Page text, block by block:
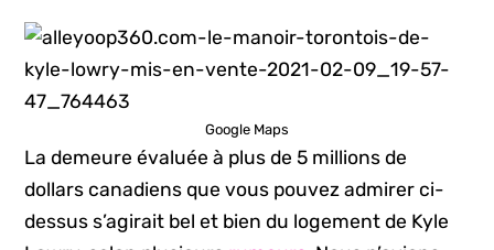
Google Maps
La demeure évaluée à plus de 5 millions de
dollars canadiens que vous pouvez admirer ci-
dessus s’agirait bel et bien du logement de Kyle